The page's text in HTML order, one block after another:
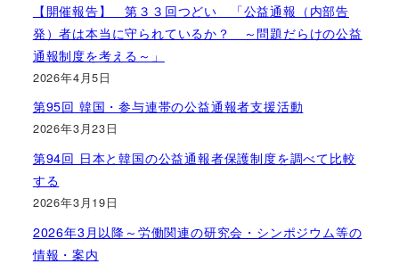
【開催報告】 第３３回つどい 「公益通報（内部告
発）者は本当に守られているか？ ～問題だらけの公益
通報制度を考える～」
2026年4月5日
第95回 韓国・参与連帯の公益通報者支援活動
2026年3月23日
第94回 日本と韓国の公益通報者保護制度を調べて比較
する
2026年3月19日
2026年3月以降～労働関連の研究会・シンポジウム等の
情報・案内